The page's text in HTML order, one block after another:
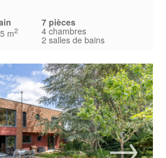
m2
7 pièces
4 chambres
2 salles de bains